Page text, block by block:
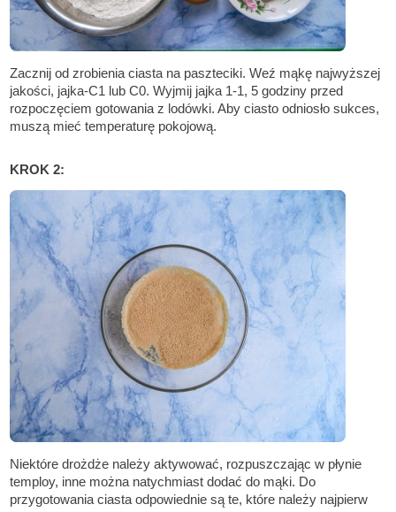
Zacznij od zrobienia ciasta na paszteciki. Weź mąkę najwyższej
jakości, jajka-C1 lub C0. Wyjmij jajka 1-1, 5 godziny przed
rozpoczęciem gotowania z lodówki. Aby ciasto odniosło sukces,
muszą mieć temperaturę pokojową.
KROK 2:
Niektóre drożdże należy aktywować, rozpuszczając w płynie
temploy, inne można natychmiast dodać do mąki. Do
przygotowania ciasta odpowiednie są te, które należy najpierw